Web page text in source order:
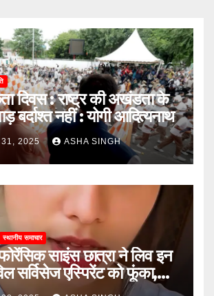
दिवस : राष्ट्र की अखंडता के
बर्दाश्त नहीं : योगी आदित्यनाथ
31, 2025 ASHA SINGH
स्थानीय समाचार
फोरेंसिक साइंस छात्रा ने लिव इन
सर्विसेज एस्पिरेंट को फूंका,
हुआ…